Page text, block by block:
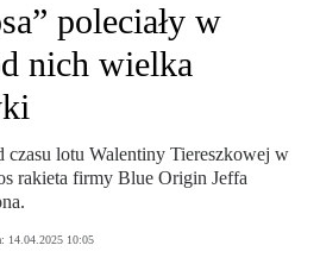
poleciały w
nich wielka
czasu lotu Walentiny Tiereszkowej w
rakieta firmy Blue Origin Jeffa
14.04.2025 10:05